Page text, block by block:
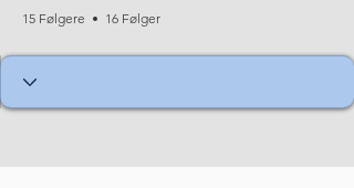
15 Følgere 16 Følger